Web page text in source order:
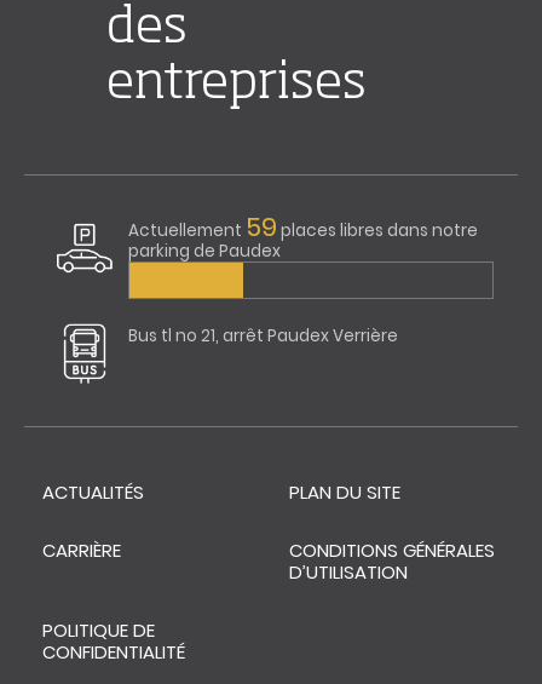
des
entreprises
Actuellement 59 places libres dans notre
parking de Paudex
Bus tl no 21, arrêt Paudex Verrière
ACTUALITÉS PLAN DU SITE
CARRIÈRE
CONDITIONS GÉNÉRALES
D’UTILISATION
POLITIQUE DE
CONFIDENTIALITÉ